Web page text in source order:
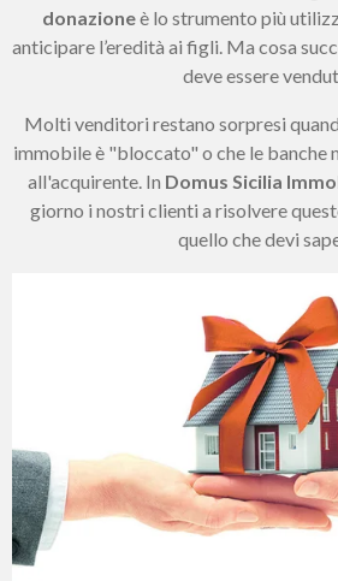
donazioneè lo strumento più
anticipare l’eredità ai figli. Ma cosa
deve essere
Molti venditori restano sorpresi
immobile è "bloccato" o che le banche
all'acquirente. In Domus Sicilia
giorno i nostri clienti a risolvere
quello che devi